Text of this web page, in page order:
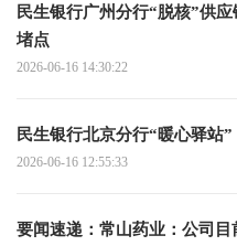
民生银行广州分行“脱核”供
堵点
2026-06-16 14:30:22
民生银行北京分行“暖心驿站
2026-06-16 12:55:33
要闻速递：常山药业：公司